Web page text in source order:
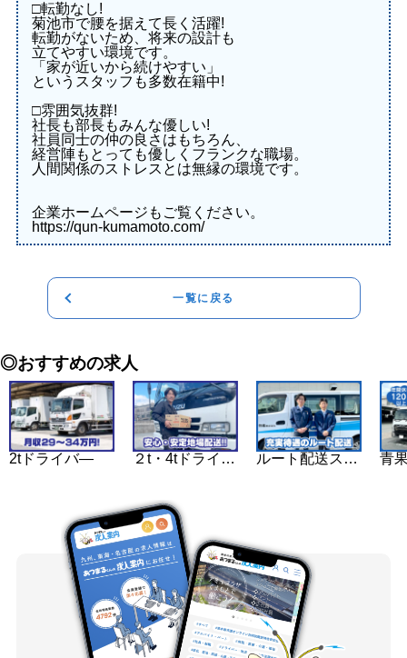
□転勤なし!
菊池市で腰を据えて長く活躍!
転勤がないため、将来の設計も
立てやすい環境です。
「家が近いから続けやすい」
というスタッフも多数在籍中!
□雰囲気抜群!
社長も部長もみんな優しい!
社員同士の仲の良さはもちろん、
経営陣もとっても優しくフランクな職場。
人間関係のストレスとは無縁の環境です。
企業ホームページもご覧ください。
https://qun-kumamoto.com/
一覧に戻る
◎おすすめの求人
2tドライバ― ２t・4tドライバー ルート配送スタッフ